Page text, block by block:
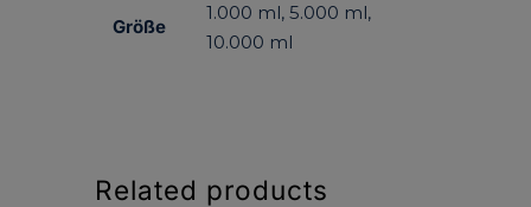
Größe
1.000 ml, 5.000 ml,
10.000 ml
Related products